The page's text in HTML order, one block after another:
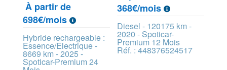
À partir de
698€/mois
Hybride rechargeable :
Essence/Electrique -
8669 km - 2025 -
Spoticar-Premium 24
368€/mois
Diesel - 120175 km -
2020 - Spoticar-
Premium 12 Mois
Réf. : 448376524517